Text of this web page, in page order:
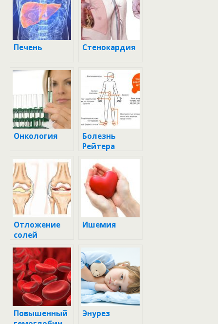
Печень Стенокардия
Онкология
Болезнь
Рейтера
Отложение
солей
Ишемия
Повышенный
Энурез